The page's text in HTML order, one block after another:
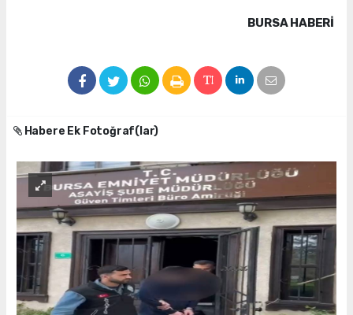
BURSA HABERİ
Habere Ek Fotoğraf(lar)